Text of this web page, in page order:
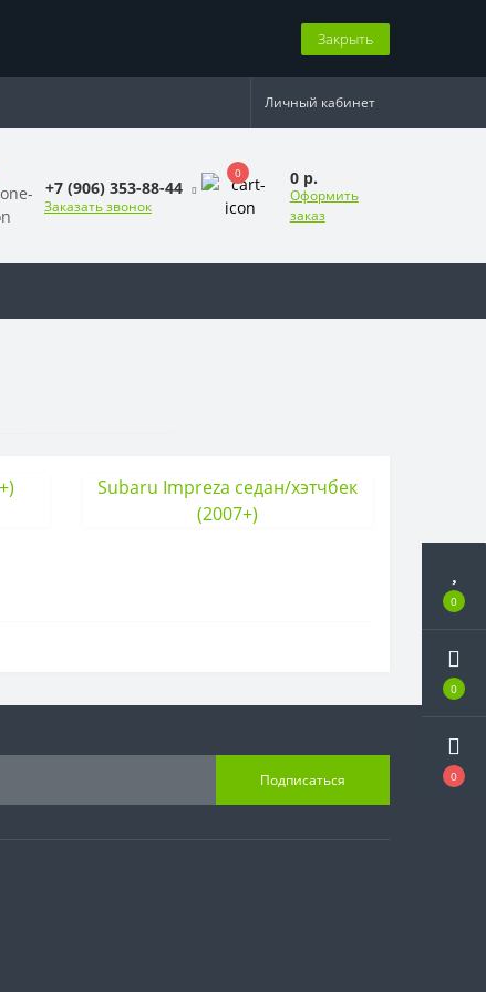
0
0
0
Закрыть
Личный кабинет
+7 (906) 353-88-44
Заказать звонок
0 0 р.
Оформить
заказ
Subaru Impreza седан/хэтчбек
(2007+)
Подписаться